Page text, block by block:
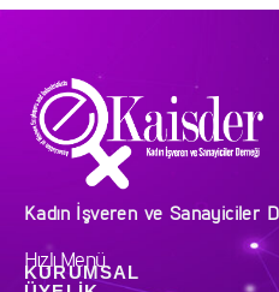
Kadın İşveren ve Sanayiciler
Hızlı Menü
KURUMSAL